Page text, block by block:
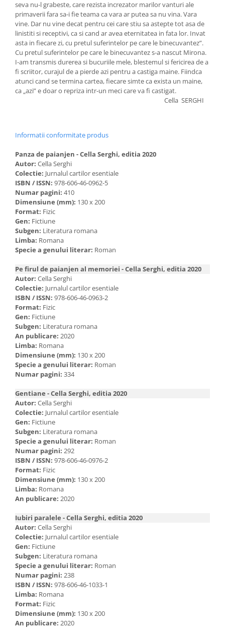
seva nu-l grabeste, care rezista increzator marilor vanturi ale
primaverii fara sa-i fie teama ca vara ar putea sa nu vina. Vara
vine. Dar nu vine decat pentru cei care stiu sa astepte tot asa de
linistiti si receptivi, ca si cand ar avea eternitatea in fata lor. Invat
asta in fiecare zi, cu pretul suferintelor pe care le binecuvantez”.
Cu pretul suferintelor pe care le binecuvantez s-a nascut Mirona.
I-am transmis durerea si bucuriile mele, blestemul si fericirea de a
fi scriitor, curajul de a pierde azi pentru a castiga maine. Fiindca
atunci cand se termina cartea, fiecare simte ca exista un maine,
ca „azi” e doar o repriza intr-un meci care va fi castigat.
Cella SERGHI
Informatii conformitate produs
Panza de paianjen - Cella Serghi, editia 2020
Autor: Cella Serghi
Colectie: Jurnalul cartilor esentiale
ISBN / ISSN: 978-606-46-0962-5
Numar pagini: 410
Dimensiune (mm): 130 x 200
Format: Fizic
Gen: Fictiune
Subgen: Literatura romana
Limba: Romana
Specie a genului literar: Roman
Pe firul de paianjen al memoriei - Cella Serghi, editia 2020
Autor: Cella Serghi
Colectie: Jurnalul cartilor esentiale
ISBN / ISSN: 978-606-46-0963-2
Format: Fizic
Gen: Fictiune
Subgen: Literatura romana
An publicare: 2020
Limba: Romana
Dimensiune (mm): 130 x 200
Specie a genului literar: Roman
Numar pagini: 334
Gentiane - Cella Serghi, editia 2020
Autor: Cella Serghi
Colectie: Jurnalul cartilor esentiale
Gen: Fictiune
Subgen: Literatura romana
Specie a genului literar: Roman
Numar pagini: 292
ISBN / ISSN: 978-606-46-0976-2
Format: Fizic
Dimensiune (mm): 130 x 200
Limba: Romana
An publicare: 2020
Iubiri paralele - Cella Serghi, editia 2020
Autor: Cella Serghi
Colectie: Jurnalul cartilor esentiale
Gen: Fictiune
Subgen: Literatura romana
Specie a genului literar: Roman
Numar pagini: 238
ISBN / ISSN: 978-606-46-1033-1
Limba: Romana
Format: Fizic
Dimensiune (mm): 130 x 200
An publicare: 2020